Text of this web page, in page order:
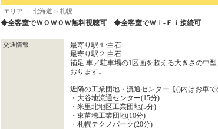
エリア ： 北海道 > 札幌
◆全客室でＷＯＷＯＷ無料視聴可 ◆全客室でＷｉ-Ｆｉ接続可
交通情報
最寄り駅１:白石
最寄り駅２:白石
補足:車／駐車場の1区画を超える大きさの中
おります。
近隣の工業団地・流通センター【()内はお車で
・大谷地流通センター(15分)
・米里北地区工業団地(5分)
・東苗穂工業団地(10分)
・札幌テクノパーク(20分)